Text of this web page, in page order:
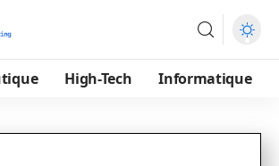
High-Tech Informatique